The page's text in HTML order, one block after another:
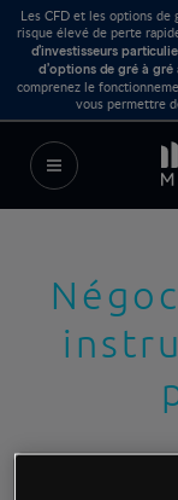
Les CFD et les options
risque élevé de perte
d’investisseurs
d’options de gré à gré
comprenez le
vous permettre